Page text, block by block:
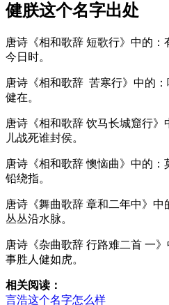
健朕这个名字出处
唐诗《相和歌辞 短歌行》中的：
今日时。
唐诗《相和歌辞 苦寒行》中的
健在。
唐诗《相和歌辞 饮马长城窟行》
儿战死谁封侯。
唐诗《相和歌辞 懊恼曲》中的：
铅绕指。
唐诗《舞曲歌辞 章和二年中》中
丛丛沿水脉。
唐诗《杂曲歌辞 行路难二首 一
事胜人 健如虎。
相关阅读：
言浩这个名字怎么样